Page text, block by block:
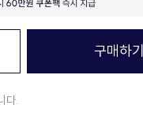
구매하기
다.